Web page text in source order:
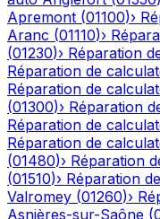
Apremont (01100)›
Aranc (01110)›
(01230)› Réparation
Réparation de
Réparation de
(01300)› Réparation
Réparation de
Réparation de
(01480)› Réparation
(01510)› Réparation
Valromey (01260)›
Asnières-sur-Saône (